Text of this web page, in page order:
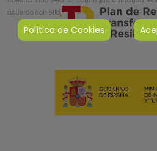
acuerdo con ello.
Política de Cookies